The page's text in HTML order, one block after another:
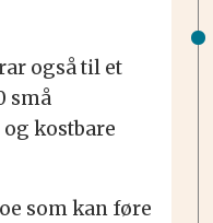
også til et
små
kostbare
som kan føre